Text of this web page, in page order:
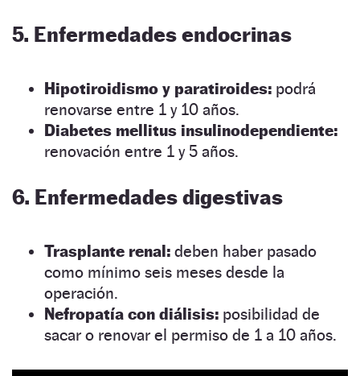
5. Enfermedades endocrinas
Hipotiroidismo y paratiroides: podrá
renovarse entre 1 y 10 años.
Diabetes mellitus insulinodependiente:
renovación entre 1 y 5 años.
6. Enfermedades digestivas
Trasplante renal: deben haber pasado
como mínimo seis meses desde la
operación.
Nefropatía con diálisis: posibilidad de
sacar o renovar el permiso de 1 a 10 años.